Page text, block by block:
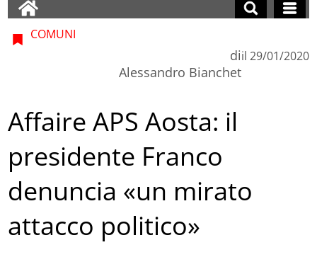
COMUNI
di
Alessandro Bianchet
il 29/01/2020
Affaire APS Aosta: il
presidente Franco
denuncia «un mirato
attacco politico»